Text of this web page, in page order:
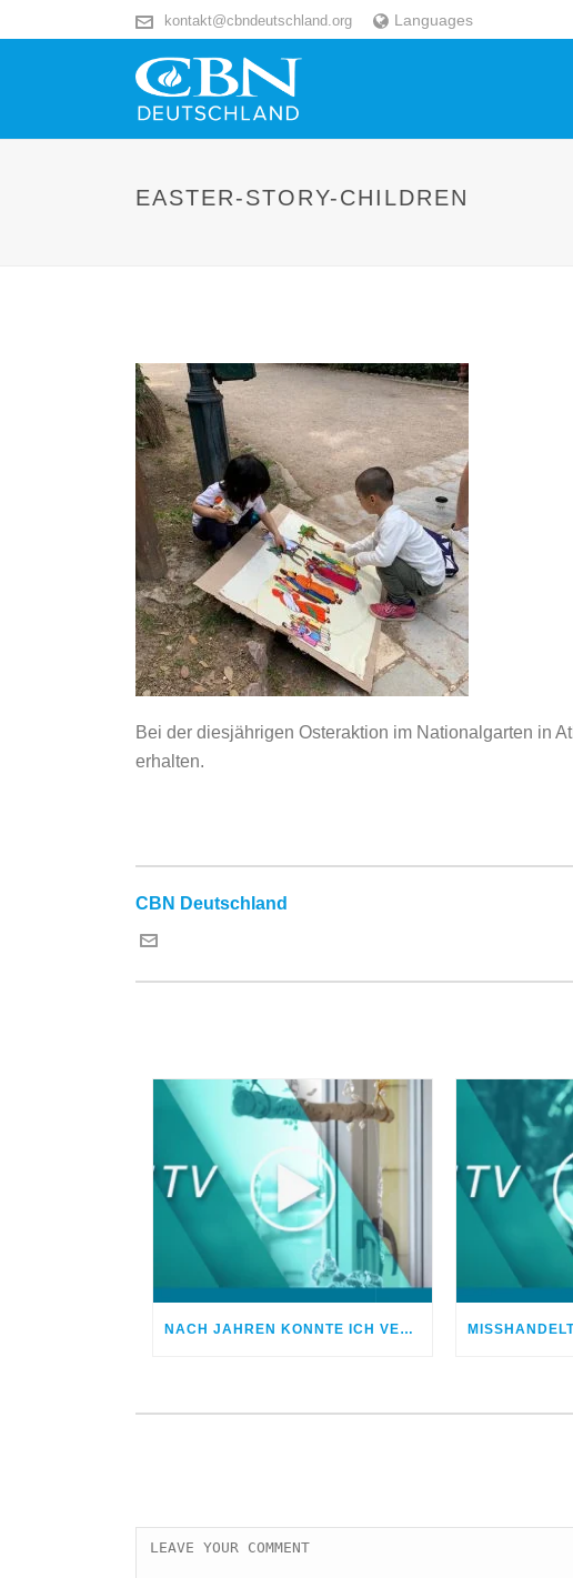
kontakt@cbndeutschland.org Languages
EASTER-STORY-CHILDREN
Bei der diesjährigen Osteraktion im Nationalgarten in
erhalten.
CBN Deutschland
NACH JAHREN KONNTE ICH VERGEBEN